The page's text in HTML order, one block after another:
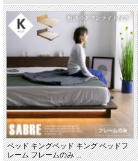
ベッド キングベッド キング ベッドフ
レーム フレームのみ ...